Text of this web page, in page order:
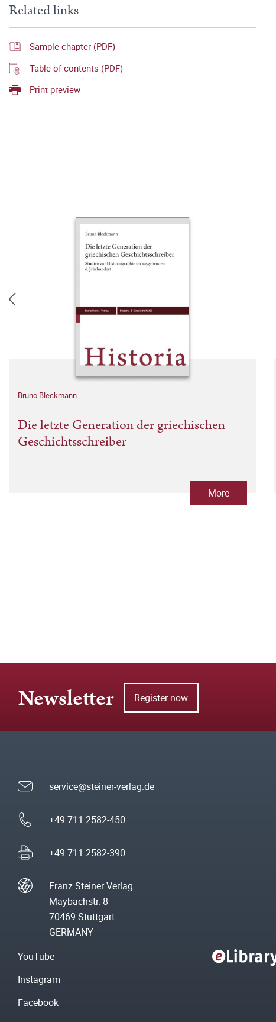
Related links
Sample chapter (PDF)
Table of contents (PDF)
Print preview
Bruno Bleckmann
Die letzte Generation der griechischen
Geschichtsschreiber
More
Newsletter Register now
service@steiner-verlag.de
+49 711 2582-450
+49 711 2582-390
Franz Steiner Verlag
Maybachstr. 8
70469 Stuttgart
GERMANY
YouTube
Instagram
Facebook